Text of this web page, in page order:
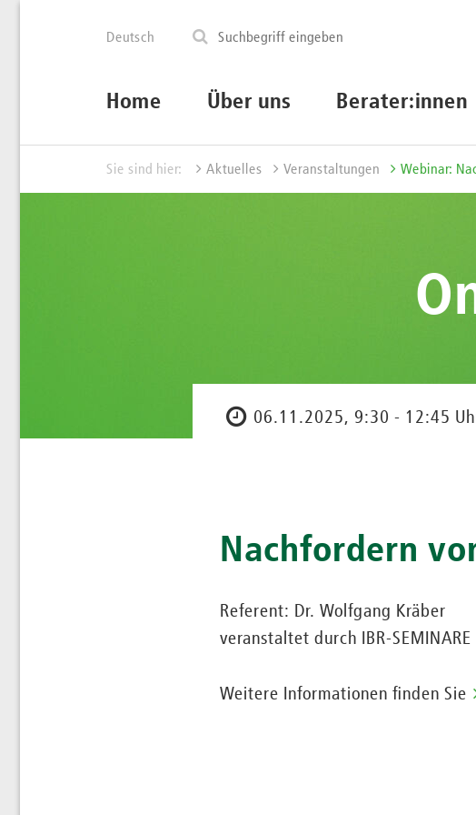
Deutsch
Home Über uns Berater:innen
Sie sind hier: Aktuelles Veranstaltungen Webinar:
06.11.2025, 9:30 - 12:45
Nachfordern
Referent: Dr. Wolfgang Kräber
veranstaltet durch IBR-
Weitere Informationen finden Sie